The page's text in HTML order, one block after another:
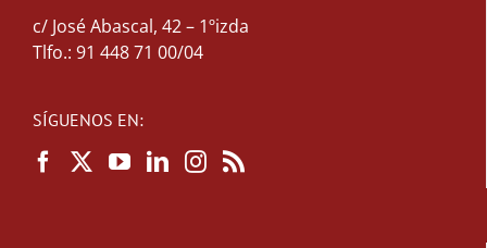
c/ José Abascal, 42 – 1ºizda
Tlfo.: 91 448 71 00/04
SÍGUENOS EN: